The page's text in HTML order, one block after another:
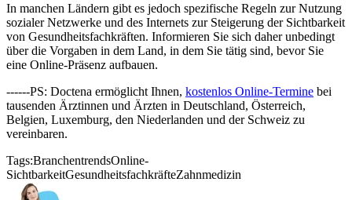
In manchen Ländern gibt es jedoch spezifische Regeln zur Nutzung
sozialer Netzwerke und des Internets zur Steigerung der Sichtbarkeit
von Gesundheitsfachkräften. Informieren Sie sich daher unbedingt
über die Vorgaben in dem Land, in dem Sie tätig sind, bevor Sie
eine Online-Präsenz aufbauen.
------PS: Doctena ermöglicht Ihnen, kostenlos Online-Termine bei
tausenden Ärztinnen und Ärzten in Deutschland, Österreich,
Belgien, Luxemburg, den Niederlanden und der Schweiz zu
vereinbaren.
Tags:BranchentrendsOnline-
SichtbarkeitGesundheitsfachkräfteZahnmedizin